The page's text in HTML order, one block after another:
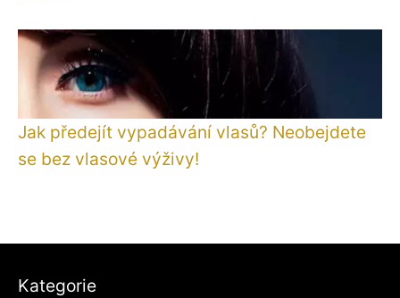
Jak předejít vypadávání vlasů? Neobejdete
se bez vlasové výživy!
Kategorie